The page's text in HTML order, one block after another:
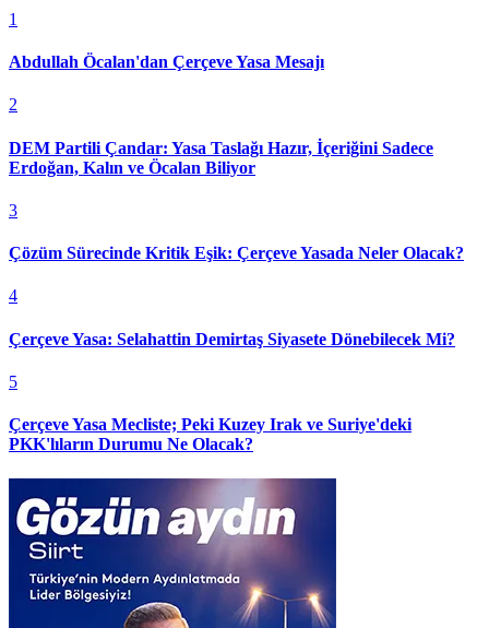
1
Abdullah Öcalan'dan Çerçeve Yasa Mesajı
2
DEM Partili Çandar: Yasa Taslağı Hazır, İçeriğini Sadece
Erdoğan, Kalın ve Öcalan Biliyor
3
Çözüm Sürecinde Kritik Eşik: Çerçeve Yasada Neler Olacak?
4
Çerçeve Yasa: Selahattin Demirtaş Siyasete Dönebilecek Mi?
5
Çerçeve Yasa Mecliste; Peki Kuzey Irak ve Suriye'deki
PKK'lıların Durumu Ne Olacak?